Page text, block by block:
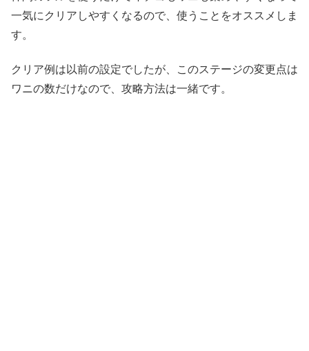
一気にクリアしやすくなるので、使うことをオススメしま
す。
クリア例は以前の設定でしたが、このステージの変更点は
ワニの数だけなので、攻略方法は一緒です。